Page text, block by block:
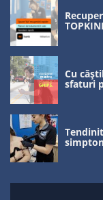
Cu
sfaturi